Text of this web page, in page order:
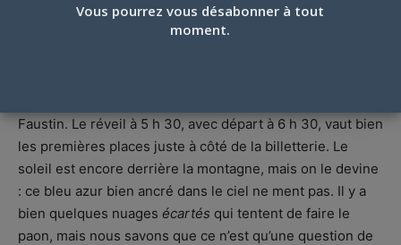
Faustin. Le réveil à 5 h 30, avec départ à 6 h 30, vaut bien
les premières places juste à côté de la billetterie. Le
soleil est encore derrière la montagne, mais on le devine
: ce bleu azur bien ancré dans le ciel ne ment pas. Il y a
bien quelques nuages écartés qui tentent de faire le
paon, mais nous savons que ce n’est qu’une question de
Vous pourrez vous désabonner à tout
moment.